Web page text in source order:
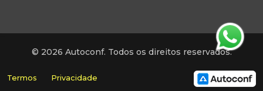
© 2026 Autoconf. Todos os direitos reservados.
Termos Privacidade